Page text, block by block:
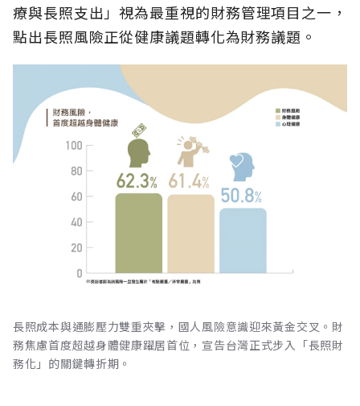
療與長照支出」視為最重視的財務管理項目之一，
點出長照風險正從健康議題轉化為財務議題。
長照成本與通膨壓力雙重夾擊，國人風險意識迎來黃金交叉。財
務焦慮首度超越身體健康躍居首位，宣告台灣正式步入「長照財
務化」的關鍵轉折期。